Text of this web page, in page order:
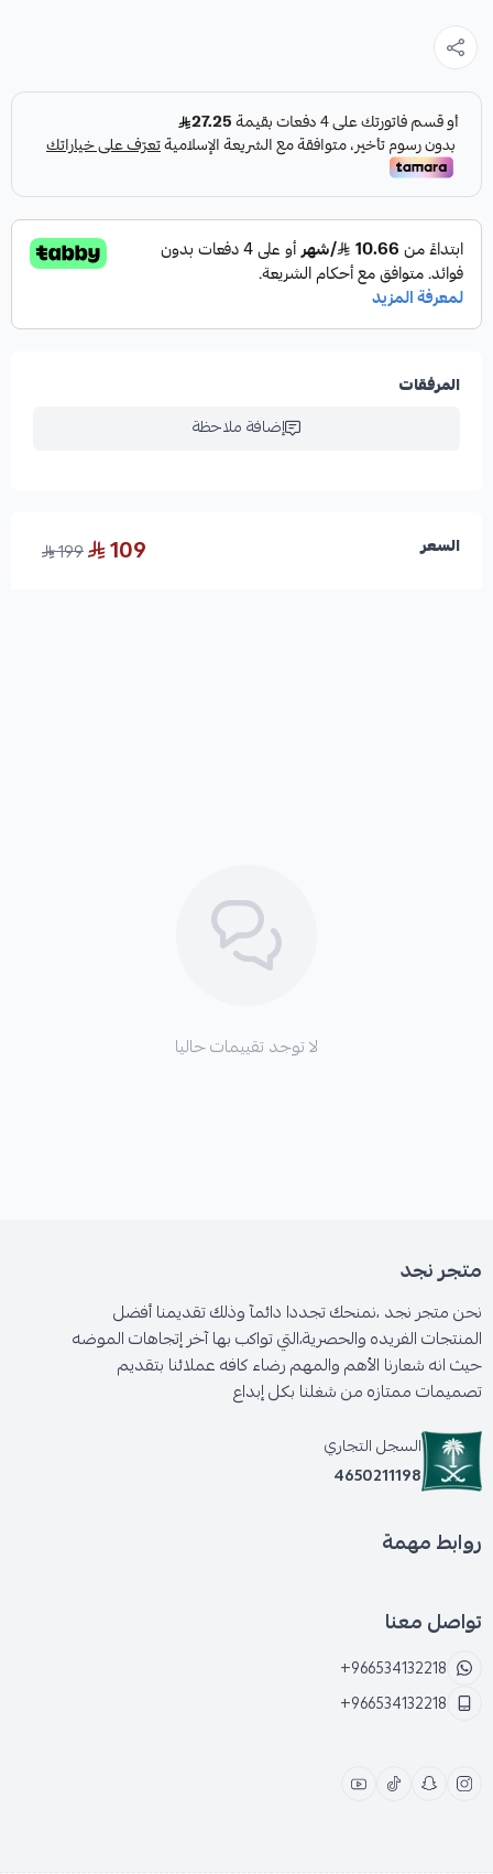
المرفقات
إضافة ملاحظة
السعر 109
199
لا توجد تقييمات حاليا
متجر نجد
نحن متجر نجد ،نمنحك تجددا دائمآ وذلك تقديمنا أفضل
المنتجات الفريده والحصرية،التي تواكب بها آخر إتجاهات الموضه
حيث انه شعارنا الأهم والمهم رضاء كافه عملائنا بتقديم
تصميمات ممتازه من شغلنا بكل إبداع
السجل التجاري
4650211198
روابط مهمة
تواصل معنا
+966534132218
+966534132218